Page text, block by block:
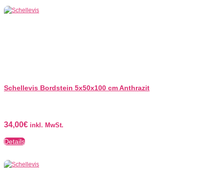
Schellevis Bordstein 5x50x100 cm Anthrazit
34,00€ inkl. MwSt.
Details